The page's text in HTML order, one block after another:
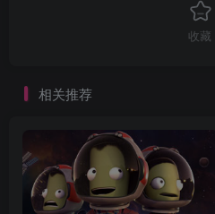
收藏
相关推荐